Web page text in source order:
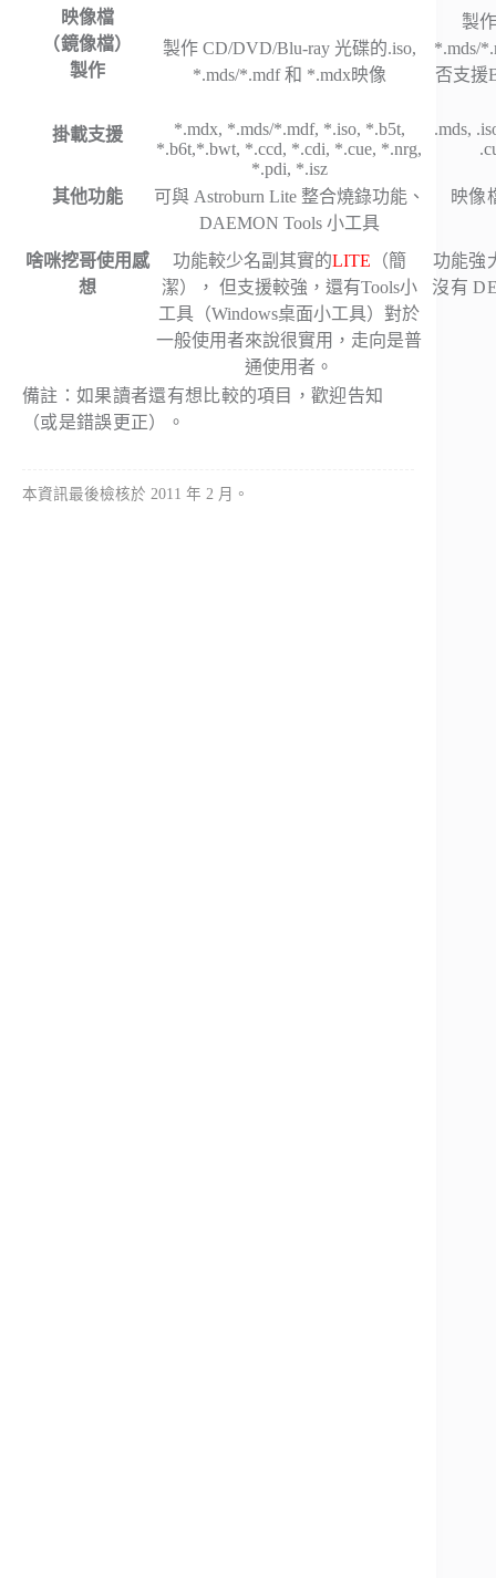
映像檔
（鏡像檔）
製作
製作 CD/DVD/Blu-ray 光碟的.iso,
*.mds/*.mdf 和 *.mdx映像
製
*.mds/
否支援
掛載支援
*.mdx, *.mds/*.mdf, *.iso, *.b5t,
*.b6t,*.bwt, *.ccd, *.cdi, *.cue, *.nrg,
*.pdi, *.isz
.mds,
其他功能
可與 Astroburn Lite 整合燒錄功能、
DAEMON Tools 小工具
映像
啥咪挖哥使用感
想
功能較少名副其實的LITE （簡
潔）， 但支援較強，還有Tools小
工具（Windows桌面小工具）對於
一般使用者來說很實用，走向是普
通使用者。
功能強
沒有
備註：如果讀者還有想比較的項目，歡迎告知
（或是錯誤更正）。
本資訊最後檢核於 2011 年 2 月。